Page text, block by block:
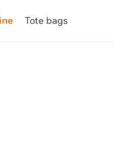
Tote bags